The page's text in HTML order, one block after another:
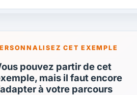
CET EXEMPLE
pouvez partir de cet
mais il faut encore
à votre parcours